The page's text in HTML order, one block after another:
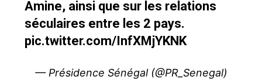
Amine, ainsi que sur les relations
séculaires entre les 2 pays.
pic.twitter.com/InfXMjYKNK
— Présidence Sénégal (@PR_Senegal)